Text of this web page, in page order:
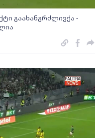
გაახანგრძლივქა -